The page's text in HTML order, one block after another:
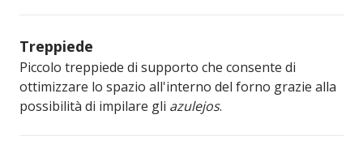
Treppiede
Piccolo treppiede di supporto che consente di
ottimizzare lo spazio all'interno del forno grazie alla
possibilità di impilare gli azulejos.